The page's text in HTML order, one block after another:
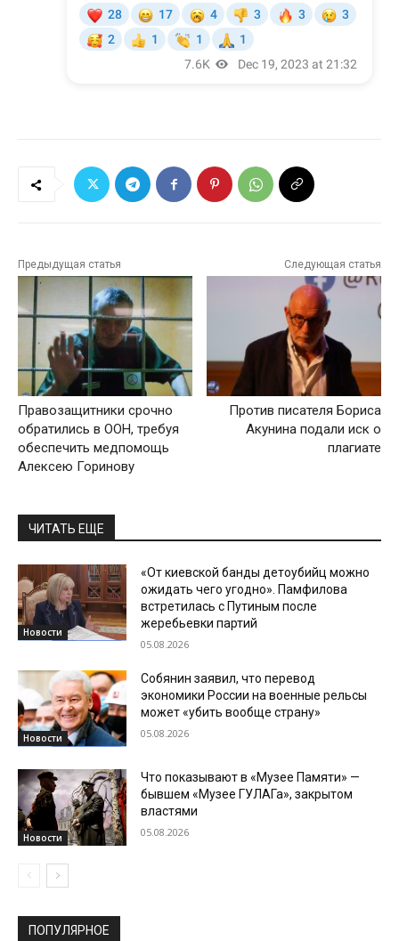
Предыдущая статья
Правозащитники срочно
обратились в ООН, требуя
обеспечить медпомощь
Алексею Горинову
Следующая статья
Против писателя Бориса
Акунина подали иск о
плагиате
ЧИТАТЬ ЕЩЕ
Новости
«От киевской банды детоубийц можно
ожидать чего угодно». Памфилова
встретилась с Путиным после
жеребьевки партий
05.08.2026
Новости
Собянин заявил, что перевод
экономики России на военные рельсы
может «убить вообще страну»
05.08.2026
Новости
Что показывают в «Музее Памяти» —
бывшем «Музее ГУЛАГа», закрытом
властями
05.08.2026
ПОПУЛЯРНОЕ